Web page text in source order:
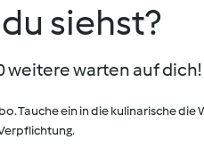
siehst?
weitere warten auf dich!
Tauche ein in die kulinarische die